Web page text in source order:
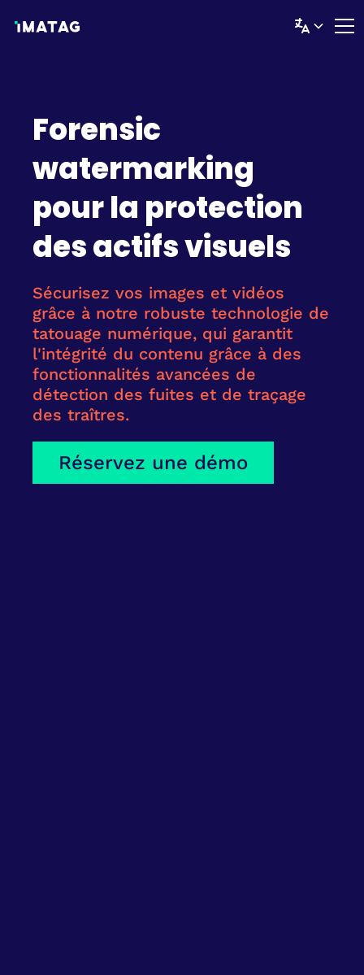
Forensic
watermarking
pour la protection
des actifs visuels
Sécurisez vos images et vidéos
grâce à notre robuste technologie de
tatouage numérique, qui garantit
l'intégrité du contenu grâce à des
fonctionnalités avancées de
détection des fuites et de traçage
des traîtres.
Réservez une démo